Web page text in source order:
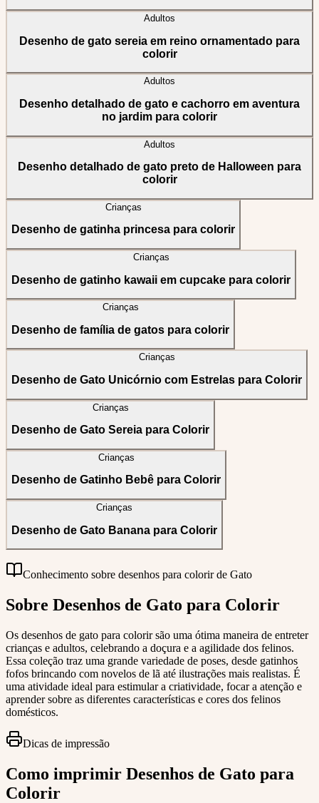
Adultos
Desenho de gato sereia em reino ornamentado para
colorir
Adultos
Desenho detalhado de gato e cachorro em aventura
no jardim para colorir
Adultos
Desenho detalhado de gato preto de Halloween para
colorir
Crianças
Desenho de gatinha princesa para colorir
Crianças
Desenho de gatinho kawaii em cupcake para colorir
Crianças
Desenho de família de gatos para colorir
Crianças
Desenho de Gato Unicórnio com Estrelas para Colorir
Crianças
Desenho de Gato Sereia para Colorir
Crianças
Desenho de Gatinho Bebê para Colorir
Crianças
Desenho de Gato Banana para Colorir
Conhecimento sobre desenhos para colorir de Gato
Sobre Desenhos de Gato para Colorir
Os desenhos de gato para colorir são uma ótima maneira de entreter
crianças e adultos, celebrando a doçura e a agilidade dos felinos.
Essa coleção traz uma grande variedade de poses, desde gatinhos
fofos brincando com novelos de lã até ilustrações mais realistas. É
uma atividade ideal para estimular a criatividade, focar a atenção e
aprender sobre as diferentes características e cores dos felinos
domésticos.
Dicas de impressão
Como imprimir Desenhos de Gato para
Colorir